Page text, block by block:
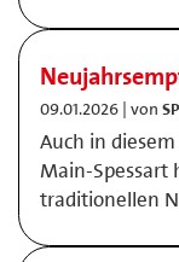
09.01.2026 | von
Auch in
Main-Spessart
traditionellen